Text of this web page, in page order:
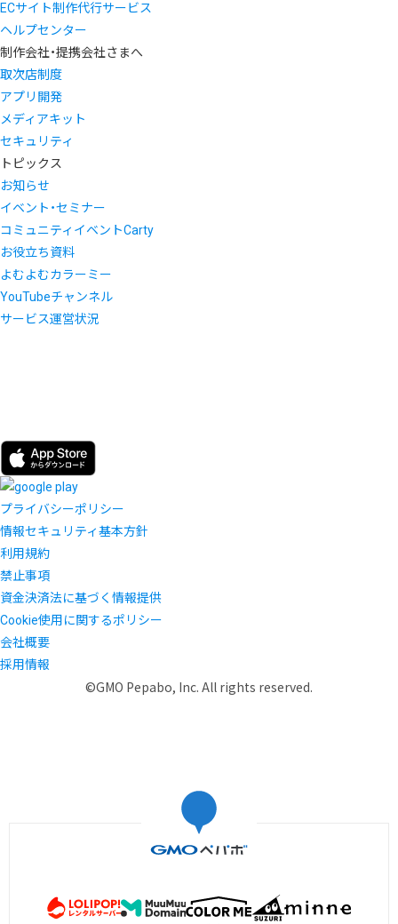
ECサイト制作代行サービス
ヘルプセンター
制作会社・提携会社さまへ
取次店制度
アプリ開発
メディアキット
セキュリティ
トピックス
お知らせ
イベント・セミナー
コミュニティイベントCarty
お役立ち資料
よむよむカラーミー
YouTubeチャンネル
サービス運営状況
プライバシーポリシー
情報セキュリティ基本方針
利用規約
禁止事項
資金決済法に基づく情報提供
Cookie使用に関するポリシー
会社概要
採用情報
©GMO Pepabo, Inc. All rights reserved.